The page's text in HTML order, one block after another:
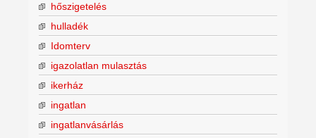
hőszigetelés
hulladék
Idomterv
igazolatlan mulasztás
ikerház
ingatlan
ingatlanvásárlás